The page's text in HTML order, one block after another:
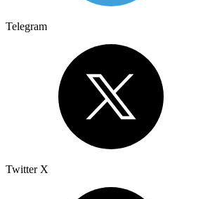
Telegram
Twitter X